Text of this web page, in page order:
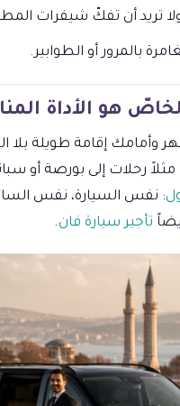
تريد أن تفكّ شيفرات
بالمرور أو الطوابير.
هو الأداة
إقامة طويلة بلا
رحلات إلى بورصة أو
: نفس السيارة، نفس
تأجير سيارة فان.